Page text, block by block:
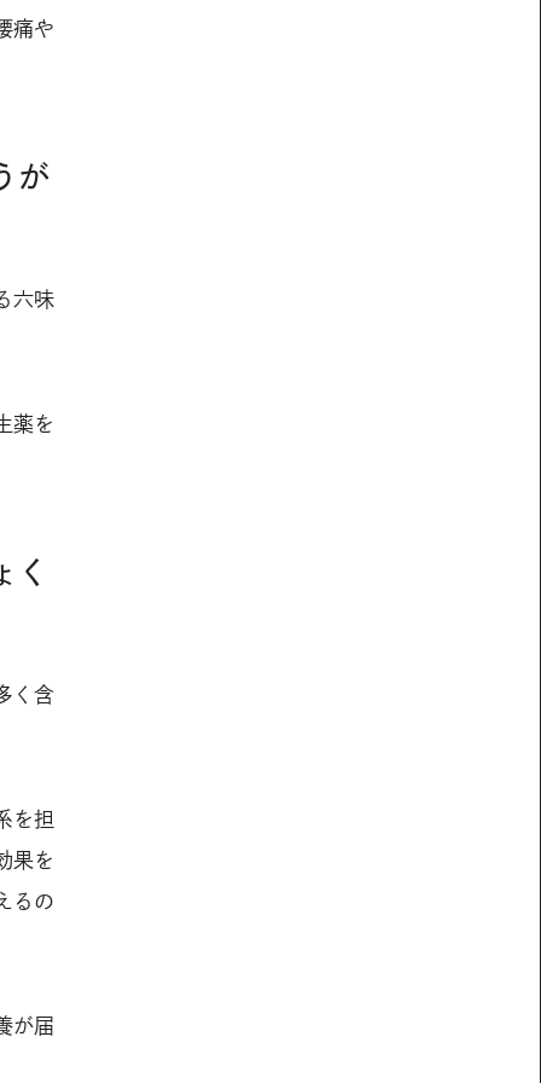
痛や
が
六味
薬を
く
く含
を担
果を
るの
が届